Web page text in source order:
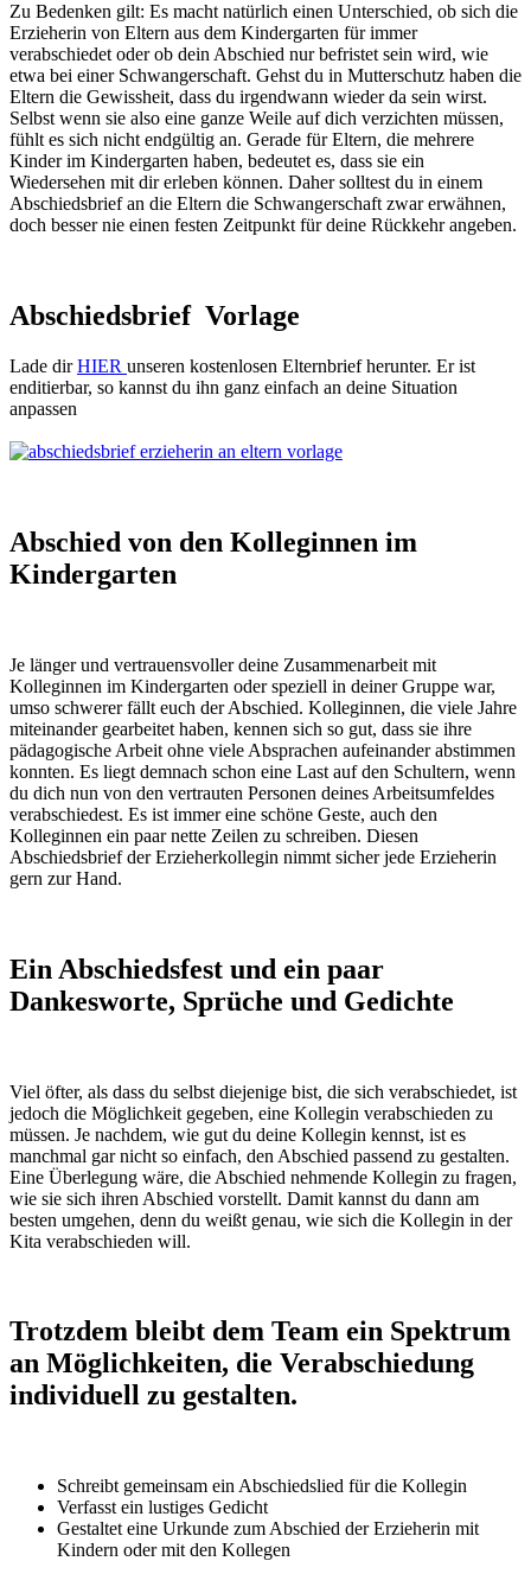
Zu Bedenken gilt: Es macht natürlich einen Unterschied, ob sich die
Erzieherin von Eltern aus dem Kindergarten für immer
verabschiedet oder ob dein Abschied nur befristet sein wird, wie
etwa bei einer Schwangerschaft. Gehst du in Mutterschutz haben die
Eltern die Gewissheit, dass du irgendwann wieder da sein wirst.
Selbst wenn sie also eine ganze Weile auf dich verzichten müssen,
fühlt es sich nicht endgültig an. Gerade für Eltern, die mehrere
Kinder im Kindergarten haben, bedeutet es, dass sie ein
Wiedersehen mit dir erleben können. Daher solltest du in einem
Abschiedsbrief an die Eltern die Schwangerschaft zwar erwähnen,
doch besser nie einen festen Zeitpunkt für deine Rückkehr angeben.
Abschiedsbrief Vorlage
Lade dirHIER unseren kostenlosen Elternbrief herunter. Er ist
enditierbar, so kannst du ihn ganz einfach an deine Situation
anpassen
Abschied von den Kolleginnen im
Kindergarten
Je länger und vertrauensvoller deine Zusammenarbeit mit
Kolleginnen im Kindergarten oder speziell in deiner Gruppe war,
umso schwerer fällt euch der Abschied. Kolleginnen, die viele Jahre
miteinander gearbeitet haben, kennen sich so gut, dass sie ihre
pädagogische Arbeit ohne viele Absprachen aufeinander abstimmen
konnten. Es liegt demnach schon eine Last auf den Schultern, wenn
du dich nun von den vertrauten Personen deines Arbeitsumfeldes
verabschiedest. Es ist immer eine schöne Geste, auch den
Kolleginnen ein paar nette Zeilen zu schreiben. Diesen
Abschiedsbrief der Erzieherkollegin nimmt sicher jede Erzieherin
gern zur Hand.
Ein Abschiedsfest und ein paar
Dankesworte, Sprüche und Gedichte
Viel öfter, als dass du selbst diejenige bist, die sich verabschiedet, ist
jedoch die Möglichkeit gegeben, eine Kollegin verabschieden zu
müssen. Je nachdem, wie gut du deine Kollegin kennst, ist es
manchmal gar nicht so einfach, den Abschied passend zu gestalten.
Eine Überlegung wäre, die Abschied nehmende Kollegin zu fragen,
wie sie sich ihren Abschied vorstellt. Damit kannst du dann am
besten umgehen, denn du weißt genau, wie sich die Kollegin in der
Kita verabschieden will.
Trotzdem bleibt dem Team ein Spektrum
an Möglichkeiten, die Verabschiedung
individuell zu gestalten.
Schreibt gemeinsam ein Abschiedslied für die Kollegin
Verfasst ein lustiges Gedicht
Gestaltet eine Urkunde zum Abschied der Erzieherin mit
Kindern oder mit den Kollegen